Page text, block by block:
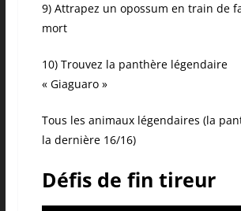
9) Attrapez un opossum en train de
mort
10) Trouvez la panthère légendaire
« Giaguaro »
Tous les animaux légendaires (la
la dernière 16/16)
Défis de fin tireur